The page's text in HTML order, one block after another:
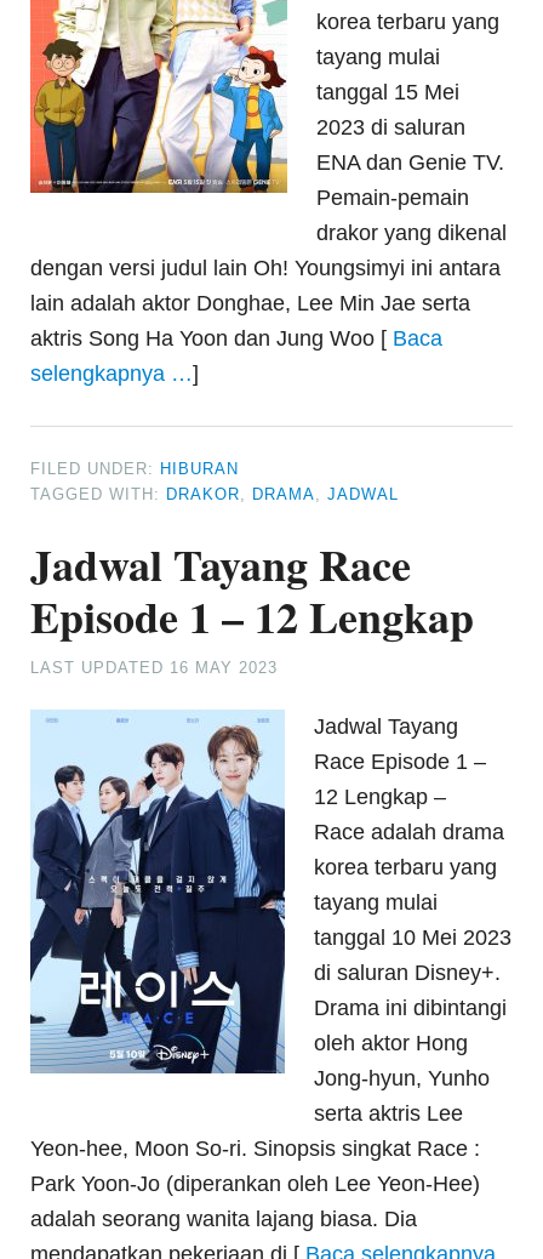
korea terbaru yang
tayang mulai
tanggal 15 Mei
2023 di saluran
ENA dan Genie TV.
Pemain-pemain
drakor yang dikenal
dengan versi judul lain Oh! Youngsimyi ini antara
lain adalah aktor Donghae, Lee Min Jae serta
aktris Song Ha Yoon dan Jung Woo [ Baca
selengkapnya …]
FILED UNDER: HIBURAN
TAGGED WITH: DRAKOR DRAMA ,JADWAL
Jadwal Tayang Race
Episode 1 – 12 Lengkap
LAST UPDATED 16 MAY 2023
Jadwal Tayang
Race Episode 1 –
12 Lengkap –
Race adalah drama
korea terbaru yang
tayang mulai
tanggal 10 Mei 2023
di saluran Disney+.
Drama ini dibintangi
oleh aktor Hong
Jong-hyun, Yunho
serta aktris Lee
Yeon-hee, Moon So-ri. Sinopsis singkat Race :
Park Yoon-Jo (diperankan oleh Lee Yeon-Hee)
adalah seorang wanita lajang biasa. Dia